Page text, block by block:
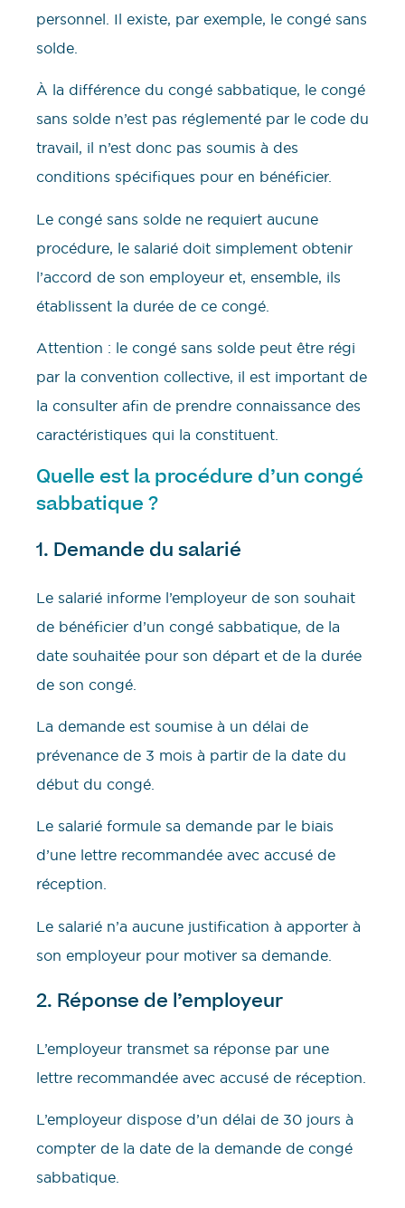
personnel. Il existe, par exemple, le congé sans
solde.
À la différence du congé sabbatique, le congé
sans solde n’est pas réglementé par le code du
travail, il n’est donc pas soumis à des
conditions spécifiques pour en bénéficier.
Le congé sans solde ne requiert aucune
procédure, le salarié doit simplement obtenir
l’accord de son employeur et, ensemble, ils
établissent la durée de ce congé.
Attention : le congé sans solde peut être régi
par la convention collective, il est important de
la consulter afin de prendre connaissance des
caractéristiques qui la constituent.
Quelle est la procédure d’un congé
sabbatique ?
1. Demande du salarié
Le salarié informe l’employeur de son souhait
de bénéficier d’un congé sabbatique, de la
date souhaitée pour son départ et de la durée
de son congé.
La demande est soumise à un délai de
prévenance de 3 mois à partir de la date du
début du congé.
Le salarié formule sa demande par le biais
d’une lettre recommandée avec accusé de
réception.
Le salarié n’a aucune justification à apporter à
son employeur pour motiver sa demande.
2. Réponse de l’employeur
L’employeur transmet sa réponse par une
lettre recommandée avec accusé de réception.
L’employeur dispose d’un délai de 30 jours à
compter de la date de la demande de congé
sabbatique.